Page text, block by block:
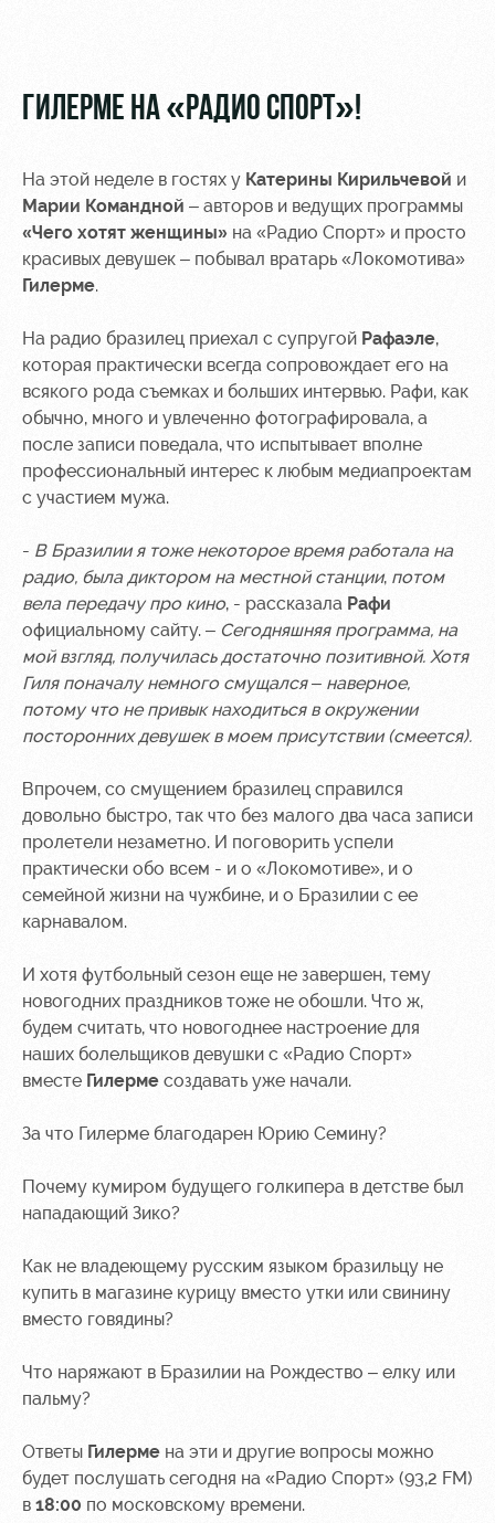
МГН
РЖД
Арена
мероприятий
Аренда
полей
площадей
дворец
Занятия
спортом
Отбор
Локо-Лето
Академия
поступить
Контакты
Академии
Информация
Банковская
карта
«Локомотив»
Заставки
Парковка
болельщика
Программа
лояльности
Информация
для
болельщиков
МГН
ГИЛЕРМЕ НА «РАДИО СПОРТ»!
На этой неделе в гостях у Катерины Кирильчевой и
Марии Командной – авторов и ведущих программы
«Чего хотят женщины» на «Радио Спорт» и просто
красивых девушек – побывал вратарь «Локомотива»
Гилерме.
На радио бразилец приехал с супругой Рафаэле,
которая практически всегда сопровождает его на
всякого рода съемках и больших интервью. Рафи, как
обычно, много и увлеченно фотографировала, а
после записи поведала, что испытывает вполне
профессиональный интерес к любым медиапроектам
с участием мужа.
- В Бразилии я тоже некоторое время работала на
радио, была диктором на местной станции, потом
вела передачу про кино, - рассказала Рафи
официальному сайту. – Сегодняшняя программа, на
мой взгляд, получилась достаточно позитивной. Хотя
Гиля поначалу немного смущался – наверное,
потому что не привык находиться в окружении
посторонних девушек в моем присутствии (смеется).
Впрочем, со смущением бразилец справился
довольно быстро, так что без малого два часа записи
пролетели незаметно. И поговорить успели
практически обо всем - и о «Локомотиве», и о
семейной жизни на чужбине, и о Бразилии с ее
карнавалом.
И хотя футбольный сезон еще не завершен, тему
новогодних праздников тоже не обошли. Что ж,
будем считать, что новогоднее настроение для
наших болельщиков девушки с «Радио Спорт»
вместе Гилерме создавать уже начали.
За что Гилерме благодарен Юрию Семину?
Почему кумиром будущего голкипера в детстве был
нападающий Зико?
Как не владеющему русским языком бразильцу не
купить в магазине курицу вместо утки или свинину
вместо говядины?
Что наряжают в Бразилии на Рождество – елку или
пальму?
Ответы Гилерме на эти и другие вопросы можно
будет послушать сегодня на «Радио Спорт» (93,2 FM)
в 18:00 по московскому времени.